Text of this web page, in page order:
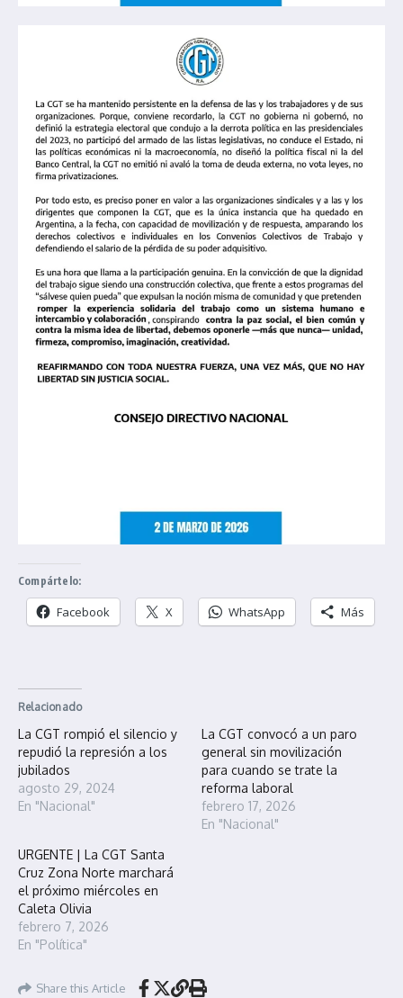
Compártelo:
Facebook X WhatsApp Más
Relacionado
La CGT rompió el silencio y
repudió la represión a los
jubilados
agosto 29, 2024
En "Nacional"
La CGT convocó a un paro
general sin movilización
para cuando se trate la
reforma laboral
febrero 17, 2026
En "Nacional"
URGENTE | La CGT Santa
Cruz Zona Norte marchará
el próximo miércoles en
Caleta Olivia
febrero 7, 2026
En "Política"
Share this Article